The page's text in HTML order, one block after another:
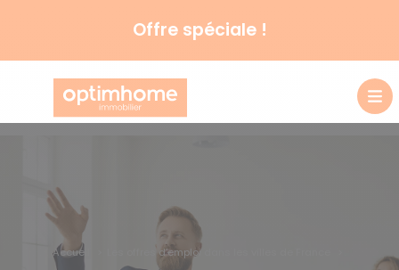
Offre spéciale !
Accueil
Les offres d’emploi dans les villes de France